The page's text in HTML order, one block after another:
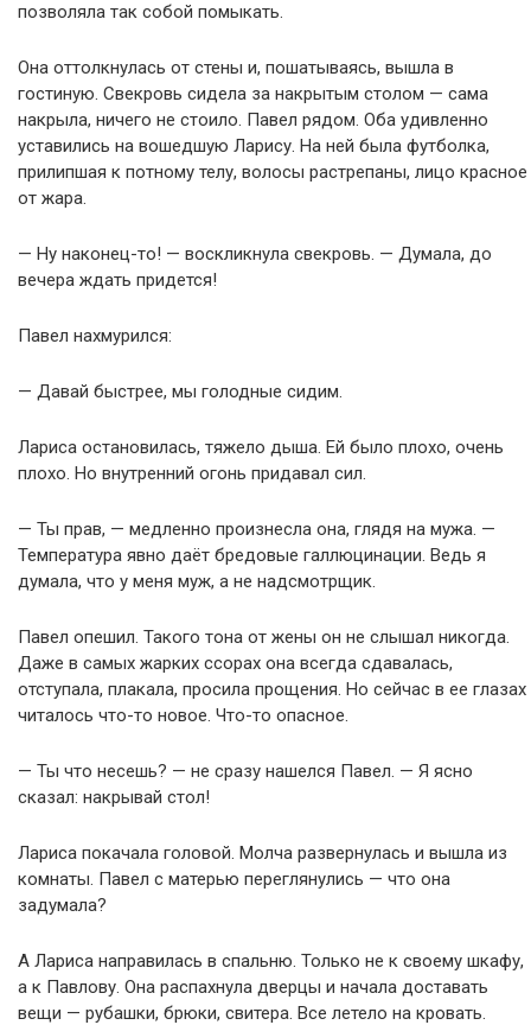
позволяла так собой помыкать.
Она оттолкнулась от стены и, пошатываясь, вышла в
гостиную. Свекровь сидела за накрытым столом — сама
накрыла, ничего не стоило. Павел рядом. Оба удивленно
уставились на вошедшую Ларису. На ней была футболка,
прилипшая к потному телу, волосы растрепаны, лицо красное
от жара.
— Ну наконец-то! — воскликнула свекровь. — Думала, до
вечера ждать придется!
Павел нахмурился:
— Давай быстрее, мы голодные сидим.
Лариса остановилась, тяжело дыша. Ей было плохо, очень
плохо. Но внутренний огонь придавал сил.
— Ты прав, — медленно произнесла она, глядя на мужа. —
Температура явно даёт бредовые галлюцинации. Ведь я
думала, что у меня муж, а не надсмотрщик.
Павел опешил. Такого тона от жены он не слышал никогда.
Даже в самых жарких ссорах она всегда сдавалась,
отступала, плакала, просила прощения. Но сейчас в ее глазах
читалось что-то новое. Что-то опасное.
— Ты что несешь? — не сразу нашелся Павел. — Я ясно
сказал: накрывай стол!
Лариса покачала головой. Молча развернулась и вышла из
комнаты. Павел с матерью переглянулись — что она
задумала?
А Лариса направилась в спальню. Только не к своему шкафу,
а к Павлову. Она распахнула дверцы и начала доставать
вещи — рубашки, брюки, свитера. Все летело на кровать.